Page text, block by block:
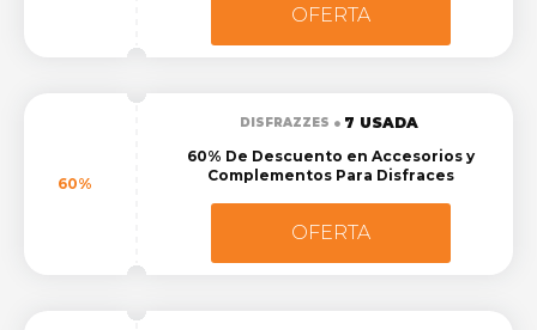
OFERTA
60%
DISFRAZZES
7 USADA
60% De Descuento en Accesorios y
Complementos Para Disfraces
OFERTA